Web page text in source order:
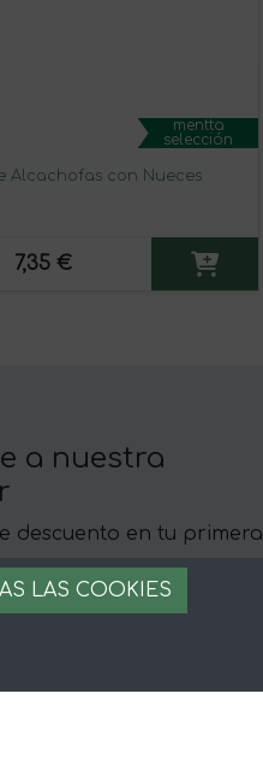
mentta
selección
Alcachofas con Nueces
7,35 €
a nuestra
descuento en tu primera
LAS COOKIES